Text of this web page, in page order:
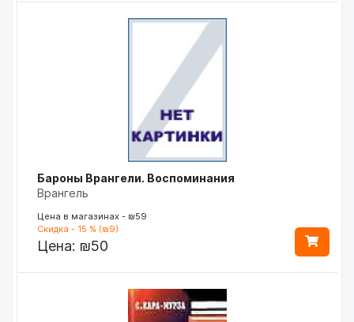
Бароны Врангели. Воспоминания
Врангель
Цена в магазинах - ₪59
Скидка - 15 % (₪9)
Цена: ₪50